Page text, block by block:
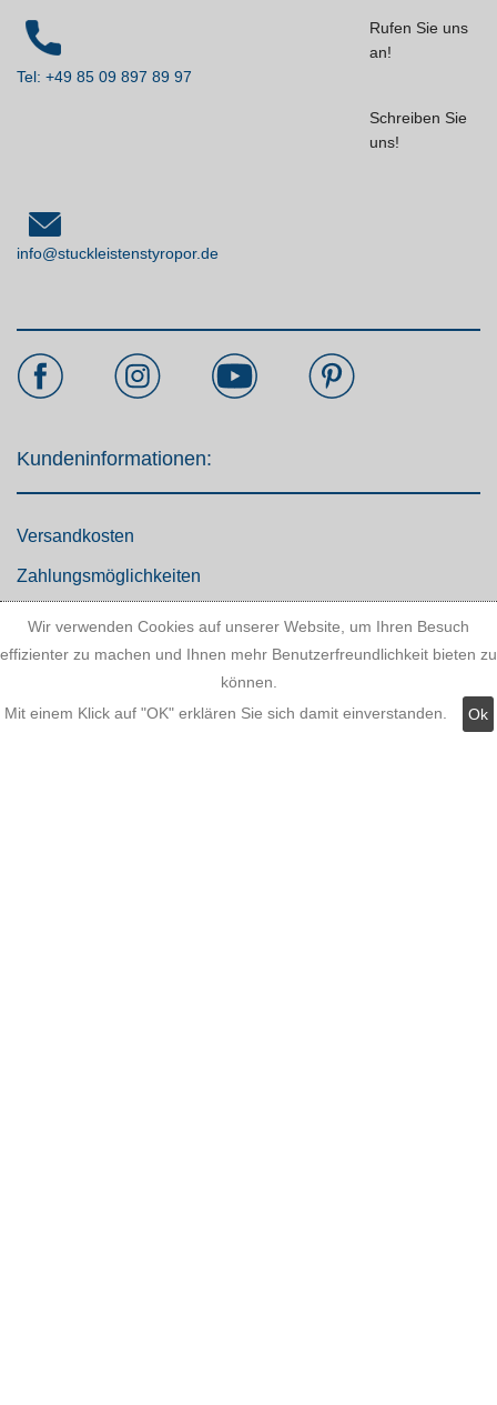
Rufen Sie uns
an!
Tel: +49 85 09 897 89 97
Schreiben Sie
uns!
info@stuckleistenstyropor.de
Kundeninformationen:
Versandkosten
Zahlungsmöglichkeiten
Widerrufsbelehrung
Wir verwenden Cookies auf unserer Website, um Ihren Besuch
effizienter zu machen und Ihnen mehr Benutzerfreundlichkeit bieten zu
können.
Mit einem Klick auf "OK" erklären Sie sich damit einverstanden.
Ok